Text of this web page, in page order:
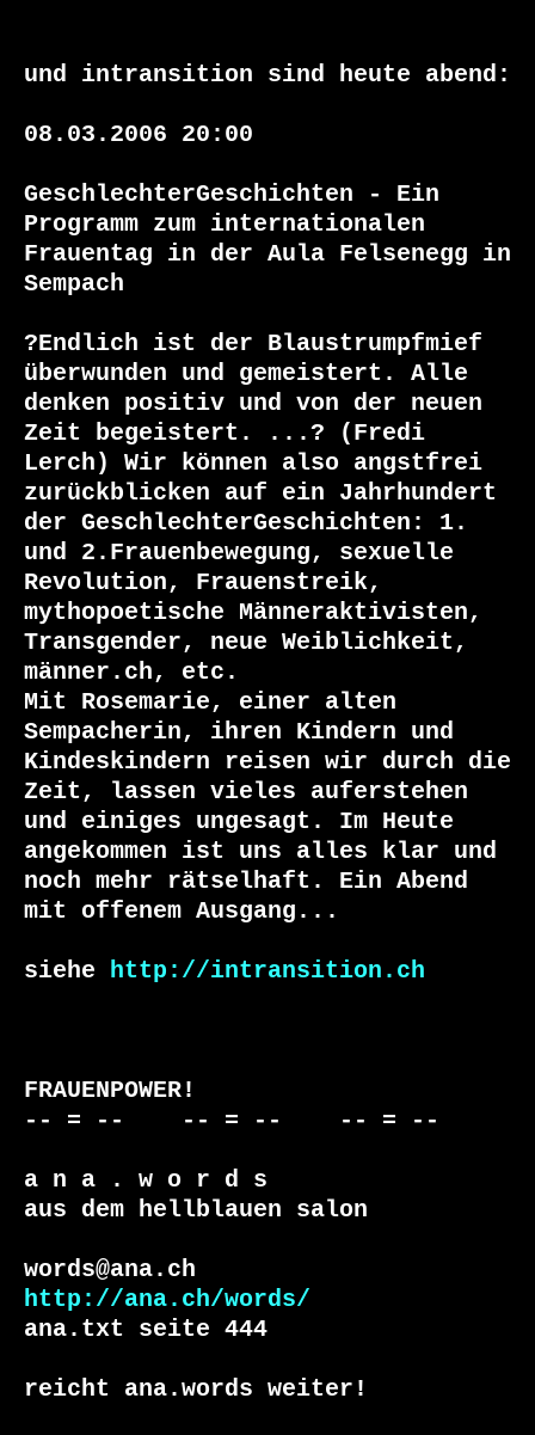
und intransition sind heute abend:
08.03.2006 20:00
GeschlechterGeschichten - Ein
Programm zum internationalen
Frauentag in der Aula Felsenegg in
Sempach
?Endlich ist der Blaustrumpfmief
überwunden und gemeistert. Alle
denken positiv und von der neuen
Zeit begeistert. ...? (Fredi
Lerch) Wir können also angstfrei
zurückblicken auf ein Jahrhundert
der GeschlechterGeschichten: 1.
und 2.Frauenbewegung, sexuelle
Revolution, Frauenstreik,
mythopoetische Männeraktivisten,
Transgender, neue Weiblichkeit,
männer.ch, etc.
Mit Rosemarie, einer alten
Sempacherin, ihren Kindern und
Kindeskindern reisen wir durch die
Zeit, lassen vieles auferstehen
und einiges ungesagt. Im Heute
angekommen ist uns alles klar und
noch mehr rätselhaft. Ein Abend
mit offenem Ausgang...
siehe http://intransition.ch
FRAUENPOWER!
-- = --    -- = --    -- = --
a n a . w o r d s
aus dem hellblauen salon
http://ana.ch/words/
ana.txt seite 444
reicht ana.words weiter!